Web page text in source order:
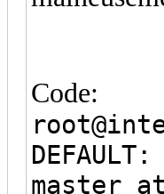
Code:
master